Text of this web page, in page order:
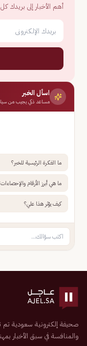
أهم الأخبار إلى بريدك
اسأل الخبر
مساعد ذكي يجيب من
ما الفكرة الرئيسية للخبر؟
ما هي أبرز الأرقام
كيف يؤثر هذا علي؟
والمنافسة في سبق الأخبار